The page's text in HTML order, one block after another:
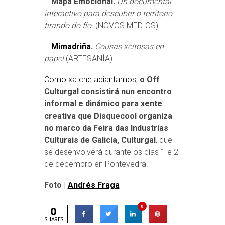
interactivo para descubrir o territorio
tirando do fío. (NOVOS MEDIOS)
– Mimadriña. Cousas xeitosas en
papel(ARTESANÍA)
Como xa che adiantamos, o Off
Culturgal consistirá nun encontro
informal e dinámico para xente
creativa que Disquecool organiza
no marco da Feira das Industrias
Culturais de Galicia, Culturgal, que
se desenvolverá durante os días 1 e 2
de decembro en Pontevedra.
Foto | Andrés Fraga
0
SHARES
0